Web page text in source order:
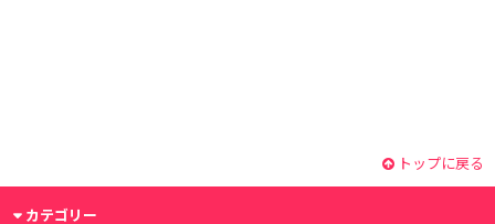
トップに戻る
カテゴリー